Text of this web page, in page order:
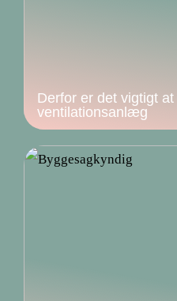
Derfor er det vigtigt
ventilationsanlæg